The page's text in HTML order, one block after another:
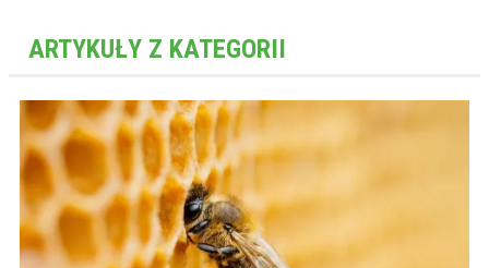
ARTYKUŁY Z KATEGORII